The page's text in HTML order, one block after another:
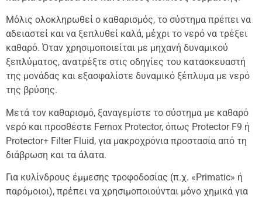
Μόλις ολοκληρωθεί ο καθαρισμός, το σύστημα πρέπει να
αδειαστεί και να ξεπλυθεί καλά, μέχρι το νερό να τρέξει
καθαρό. Όταν χρησιμοποιείται με μηχανή δυναμικού
ξεπλύματος, ανατρέξτε στις οδηγίες του κατασκευαστή
της μονάδας και εξασφαλίστε δυναμικό ξέπλυμα με νερό
της βρύσης.
Μετά τον καθαρισμό, ξαναγεμίστε το σύστημα με καθαρό
νερό και προσθέστε Fernox Protector, όπως Protector F9 ή
Protector+ Filter Fluid, για μακροχρόνια προστασία από τη
διάβρωση και τα άλατα.
Για κυλίνδρους έμμεσης τροφοδοσίας (π.χ. «Primatic» ή
παρόμοιοι), πρέπει να χρησιμοποιούνται μόνο χημικά για